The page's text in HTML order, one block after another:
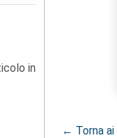
in
← Torna